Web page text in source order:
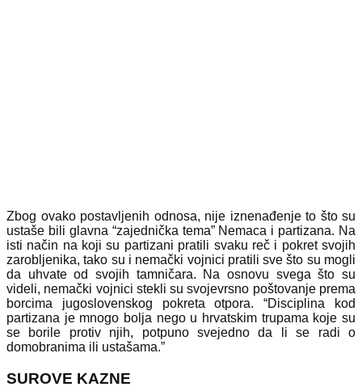
Zbog ovako postavljenih odnosa, nije iznenađenje to što su
ustaše bili glavna “zajednička tema” Nemaca i partizana. Na
isti način na koji su partizani pratili svaku reč i pokret svojih
zarobljenika, tako su i nemački vojnici pratili sve što su mogli
da uhvate od svojih tamničara. Na osnovu svega što su
videli, nemački vojnici stekli su svojevrsno poštovanje prema
borcima jugoslovenskog pokreta otpora. “Disciplina kod
partizana je mnogo bolja nego u hrvatskim trupama koje su
se borile protiv njih, potpuno svejedno da li se radi o
domobranima ili ustašama.”
SUROVE KAZNE